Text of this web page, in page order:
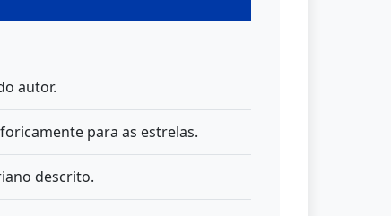
autor.
para as estrelas.
descrito.